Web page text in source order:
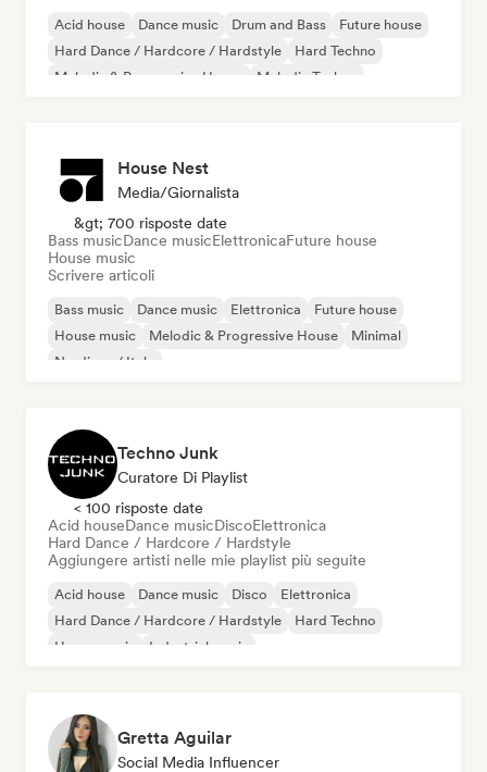
Acid house Dance music Drum and Bass
Future house
Hard Dance / Hardcore / Hardstyle
Hard Techno
Melodic & Progressive House
Melodic Techno
House Nest
Media/Giornalista
&gt; 700 risposte date
Bass musicDance musicElettronicaFuture house
House music
Scrivere articoli
Bass music Dance music Elettronica
Future house
House music
Melodic & Progressive House
Minimal
Nu-disco / Italo
Techno Junk
Curatore Di Playlist
< 100 risposte date
Acid houseDance musicDiscoElettronica
Hard Dance / Hardcore / Hardstyle
Aggiungere artisti nelle mie playlist più seguite
Acid house Dance music Disco
Elettronica
Hard Dance / Hardcore / Hardstyle
Hard Techno
House music
Industrial music
Gretta Aguilar
Social Media Influencer